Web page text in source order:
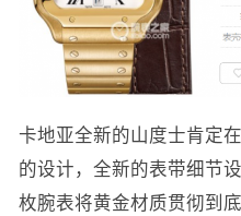
卡地亚全新的山度士肯定
的设计，全新的表带细节
枚腕表将黄金材质贯彻到